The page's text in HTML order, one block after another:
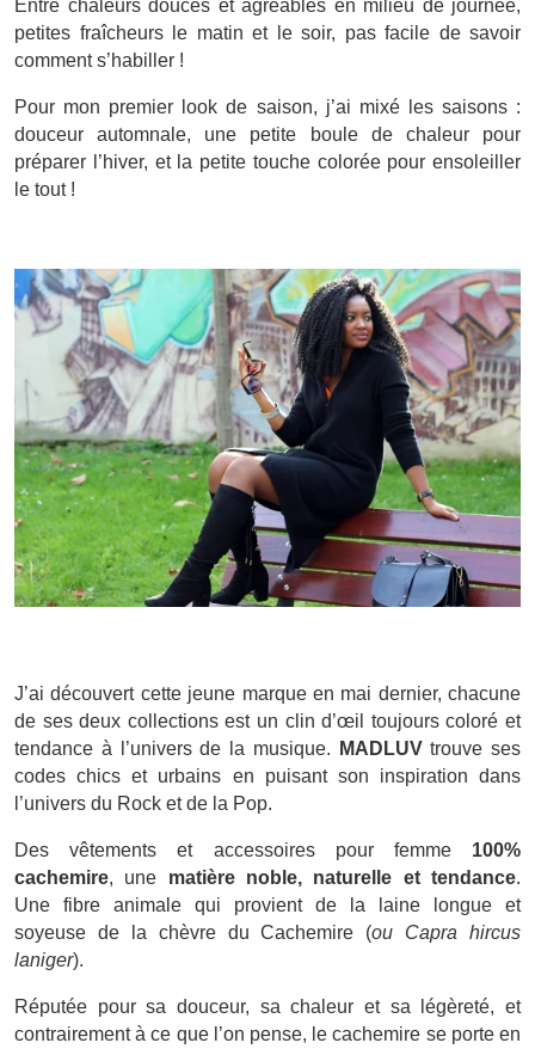
Entre chaleurs douces et agréables en milieu de journée,
petites fraîcheurs le matin et le soir, pas facile de savoir
comment s’habiller !
Pour mon premier look de saison, j’ai mixé les saisons :
douceur automnale, une petite boule de chaleur pour
préparer l’hiver, et la petite touche colorée pour ensoleiller
le tout !
J’ai découvert cette jeune marque en mai dernier, chacune
de ses deux collections est un clin d’œil toujours coloré et
tendance à l’univers de la musique.
MADLUVtrouve ses
codes chics et urbains en puisant son inspiration dans
l’univers du Rock et de la Pop.
Des vêtements et accessoires pour femme 100%
cachemire, une matière noble, naturelle et tendance.
Une fibre animale qui provient de la laine longue et
soyeuse de la chèvre du Cachemire (ou Capra hircus
laniger).
Réputée pour sa douceur, sa chaleur et sa légèreté, et
contrairement à ce que l’on pense, le cachemire se porte en